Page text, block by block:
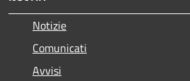
Notizie
Comunicati
Avvisi